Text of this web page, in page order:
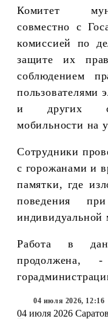
Комитет
совместно с
комиссией по
защите их
соблюдением
пользователями
и других
мобильности на
Сотрудники
с горожанами и
памятки, где
поведения
индивидуальной
Работа в
продолжена, -
04 июля 2026, 12:16
04 июля 2026